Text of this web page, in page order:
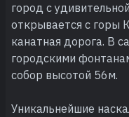
город с
открывается с горы
канатная дорога. В
городскими
собор высотой 56м.
Уникальнейшие